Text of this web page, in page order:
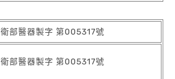
衛部醫器製字 第005317號
衛部醫器製字 第005317號